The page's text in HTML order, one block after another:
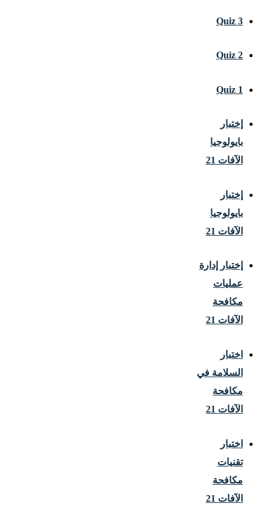
Quiz 3
Quiz 2
Quiz 1
إختبار
بايولوجيا
الآفات 21
إختبار
بايولوجيا
الآفات 21
إختبار إدارة
عمليات
مكافحة
الآفات 21
اختبار
السلامة في
مكافحة
الآفات 21
اختبار
تقنيات
مكافحة
الآفات 21